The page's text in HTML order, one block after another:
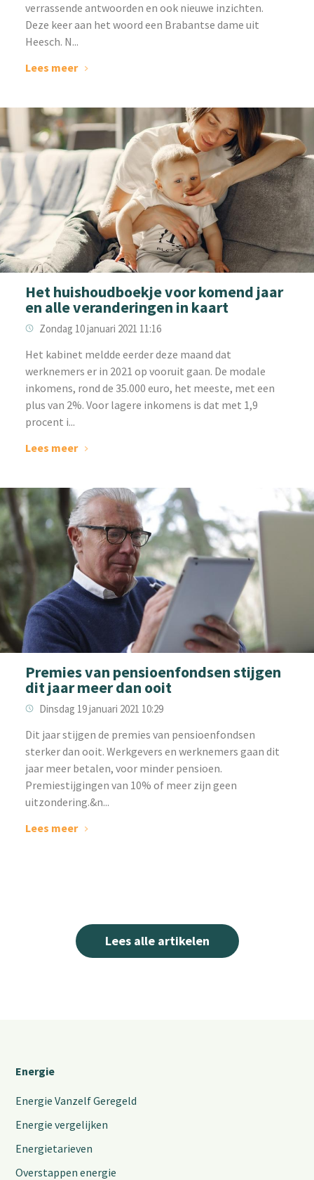
verrassende antwoorden en ook nieuwe inzichten.
Deze keer aan het woord een Brabantse dame uit
Heesch. N...
Lees meer
Het huishoudboekje voor komend jaar
en alle veranderingen in kaart
Zondag 10 januari 2021 11:16
Het kabinet meldde eerder deze maand dat
werknemers er in 2021 op vooruit gaan. De modale
inkomens, rond de 35.000 euro, het meeste, met een
plus van 2%. Voor lagere inkomens is dat met 1,9
procent i...
Lees meer
Premies van pensioenfondsen stijgen
dit jaar meer dan ooit
Dinsdag 19 januari 2021 10:29
Dit jaar stijgen de premies van pensioenfondsen
sterker dan ooit. Werkgevers en werknemers gaan dit
jaar meer betalen, voor minder pensioen.
Premiestijgingen van 10% of meer zijn geen
uitzondering.&n...
Lees meer
Lees alle artikelen
Energie
Energie Vanzelf Geregeld
Energie vergelijken
Energietarieven
Overstappen energie